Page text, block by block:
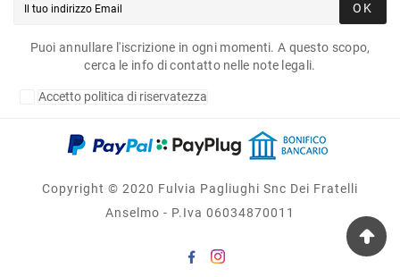
OK
Puoi annullare l'iscrizione in ogni momenti. A questo scopo,
cerca le info di contatto nelle note legali.
Accetto politica di riservatezza
Copyright © 2020 Fulvia Pagliughi Snc Dei Fratelli
Anselmo - P.Iva 06034870011